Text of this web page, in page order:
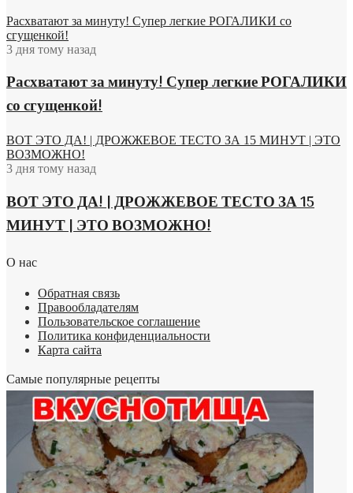
Расхватают за минуту! Супер легкие РОГАЛИКИ со
сгущенкой!
3 дня тому назад
Расхватают за минуту! Супер легкие РОГАЛИКИ
со сгущенкой!
ВОТ ЭТО ДА! | ДРОЖЖЕВОЕ ТЕСТО ЗА 15 МИНУТ | ЭТО
ВОЗМОЖНО!
3 дня тому назад
ВОТ ЭТО ДА! | ДРОЖЖЕВОЕ ТЕСТО ЗА 15
МИНУТ | ЭТО ВОЗМОЖНО!
О нас
Обратная связь
Правообладателям
Пользовательское соглашение
Политика конфиденциальности
Карта сайта
Самые популярные рецепты